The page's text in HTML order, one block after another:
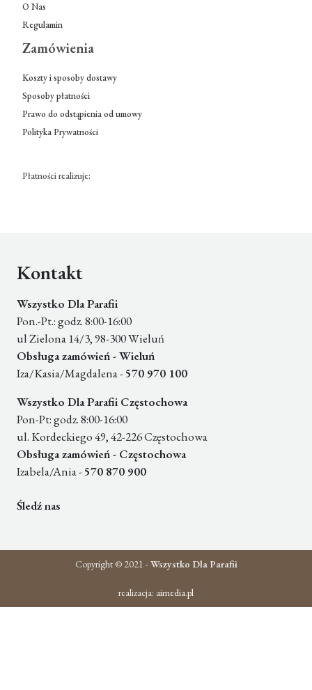
O Nas
Regulamin
Zamówienia
Koszty i sposoby dostawy
Sposoby płatności
Prawo do odstąpienia od umowy
Polityka Prywatności
Płatności realizuje:
Kontakt
Wszystko Dla Parafii
Pon.-Pt.: godz. 8:00-16:00
ul Zielona 14/3, 98-300 Wieluń
Obsługa zamówień - Wieluń
Iza/Kasia/Magdalena - 570 970 100
Wszystko Dla Parafii Częstochowa
Pon-Pt: godz. 8:00-16:00
ul. Kordeckiego 49, 42-226 Częstochowa
Obsługa zamówień - Częstochowa
Izabela/Ania - 570 870 900
Śledź nas
Copyright © 2021 -Wszystko Dla Parafii
realizacja: aimedia.pl